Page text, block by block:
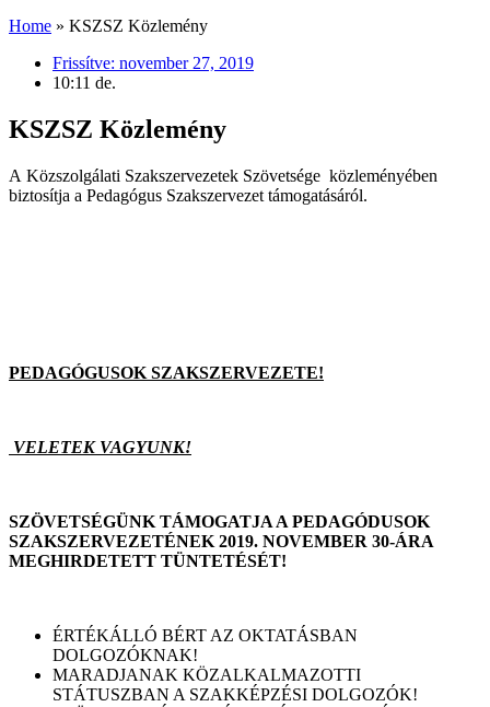
Home » KSZSZ Közlemény
Frissítve: november 27, 2019
10:11 de.
KSZSZ Közlemény
A Közszolgálati Szakszervezetek Szövetsége közleményében
biztosítja a Pedagógus Szakszervezet támogatásáról.
PEDAGÓGUSOK SZAKSZERVEZETE!
VELETEK VAGYUNK!
SZÖVETSÉGÜNK TÁMOGATJA A PEDAGÓDUSOK
SZAKSZERVEZETÉNEK 2019. NOVEMBER 30-ÁRA
MEGHIRDETETT TÜNTETÉSÉT!
ÉRTÉKÁLLÓ BÉRT AZ OKTATÁSBAN
DOLGOZÓKNAK!
MARADJANAK KÖZALKALMAZOTTI
STÁTUSZBAN A SZAKKÉPZÉSI DOLGOZÓK!